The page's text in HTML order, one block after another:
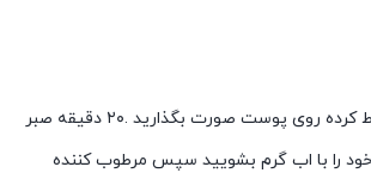
در ابتدا مواد را مخلوط کرده روی پوست صورت بگذارید .۲۰ دقیقه صبر
را با اب گرم بشویید سپس مرطوب کننده